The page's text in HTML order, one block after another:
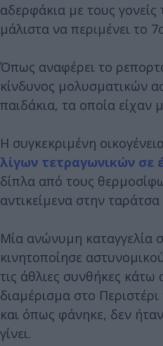
αδερφάκια με τους
μάλιστα να περιμένει το
Όπως αναφέρει το
κίνδυνος μολυσματικών
παιδάκια, τα οποία είχαν
Η συγκεκριμένη οικογένεια
λίγων τετραγωνικών σε
δίπλα από τους
αντικείμενα στην ταράτσα
Μία ανώνυμη καταγγελία
κινητοποίησε
τις άθλιες συνθήκες κάτω
διαμέρισμα στο
και όπως φάνηκε, δεν
γίνει.